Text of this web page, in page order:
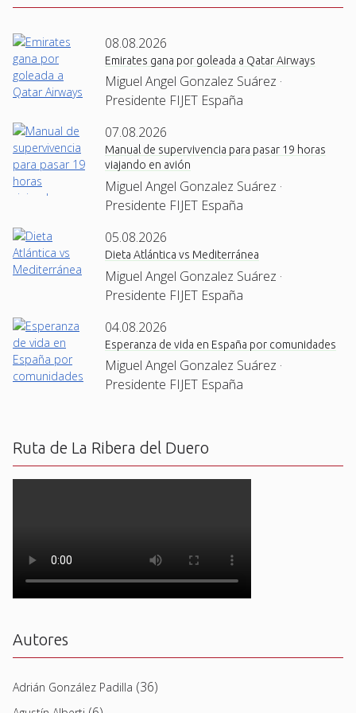
08.08.2026
Emirates gana por goleada a Qatar Airways
Miguel Angel Gonzalez Suárez ·
Presidente FIJET España
07.08.2026
Manual de supervivencia para pasar 19 horas
viajando en avión
Miguel Angel Gonzalez Suárez ·
Presidente FIJET España
05.08.2026
Dieta Atlántica vs Mediterránea
Miguel Angel Gonzalez Suárez ·
Presidente FIJET España
04.08.2026
Esperanza de vida en España por comunidades
Miguel Angel Gonzalez Suárez ·
Presidente FIJET España
Ruta de La Ribera del Duero
Autores
Adrián González Padilla (36)